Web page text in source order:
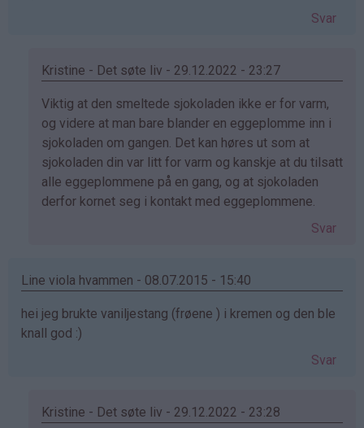
Svar
Kristine - Det søte liv - 29.12.2022 - 23:27
Som
svar
på
av
Trine
(ikke
Viktig at den smeltede sjokoladen ikke er for varm,
og videre at man bare blander en eggeplomme inn i
sjokoladen om gangen. Det kan høres ut som at
sjokoladen din var litt for varm og kanskje at du tilsatt
alle eggeplommene på en gang, og at sjokoladen
derfor kornet seg i kontakt med eggeplommene.
Svar
Line viola hvammen - 08.07.2015 - 15:40
hei jeg brukte vaniljestang (frøene ) i kremen og den ble
knall god :)
Svar
Kristine - Det søte liv - 29.12.2022 - 23:28